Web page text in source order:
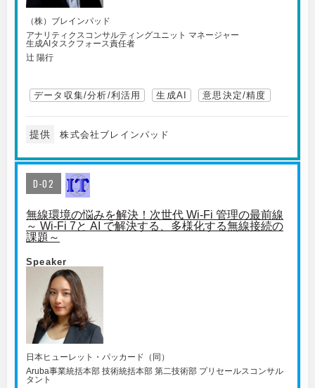
（株）ブレインパッド
アナリティクスコンサルティングユニット マネージャー
生成AIタスクフォース責任者
辻 陽行
データ収集/分析/利活用 生成AI 意思決定/精度
提供 株式会社ブレインパッド
D-02
無線環境の悩みを解決！次世代 Wi-Fi 管理の最前線
～ Wi-Fi 7と AI で解決する、多様化する無線接続の
課題～
Speaker
日本ヒューレット・パッカード（同）
Aruba事業統括本部 技術統括本部 第二技術部 プリセールスコンサル
タント